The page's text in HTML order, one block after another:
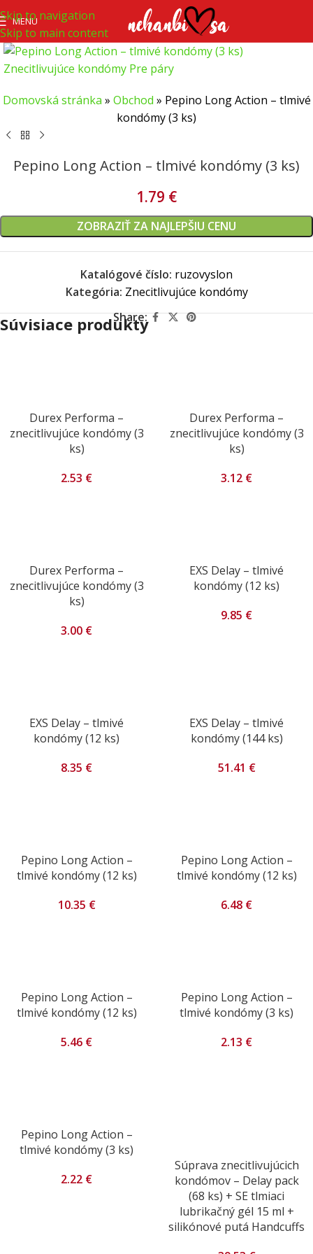
Skip to navigation
Skip to main content
MENU
Domovská stránka » Obchod » Pepino Long Action – tlmivé
kondómy (3 ks)
Pepino Long Action – tlmivé kondómy (3 ks)
1.79 €
ZOBRAZIŤ ZA NAJLEPŠIU CENU
Katalógové číslo: ruzovyslon
Kategória: Znecitlivujúce kondómy
Share:
Súvisiace produkty
Durex Performa –
znecitlivujúce kondómy (3
ks)
2.53 €
Durex Performa –
znecitlivujúce kondómy (3
ks)
3.12 €
Durex Performa –
znecitlivujúce kondómy (3
ks)
3.00 €
EXS Delay – tlmivé
kondómy (12 ks)
9.85 €
EXS Delay – tlmivé
kondómy (12 ks)
8.35 €
EXS Delay – tlmivé
kondómy (144 ks)
51.41 €
Pepino Long Action –
tlmivé kondómy (12 ks)
10.35 €
Pepino Long Action –
tlmivé kondómy (12 ks)
6.48 €
Pepino Long Action –
tlmivé kondómy (12 ks)
5.46 €
Pepino Long Action –
tlmivé kondómy (3 ks)
2.13 €
Pepino Long Action –
tlmivé kondómy (3 ks)
2.22 €
Súprava znecitlivujúcich
kondómov – Delay pack
(68 ks) + SE tlmiaci
lubrikačný gél 15 ml +
silikónové putá Handcuffs